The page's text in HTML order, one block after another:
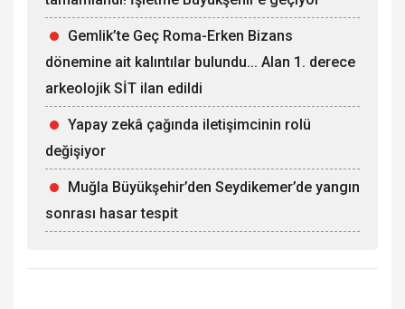
Gemlik’te Geç Roma-Erken Bizans
dönemine ait kalıntılar bulundu... Alan 1. derece
arkeolojik SİT ilan edildi
Yapay zekâ çağında iletişimcinin rolü
değişiyor
Muğla Büyükşehir’den Seydikemer’de yangın
sonrası hasar tespit